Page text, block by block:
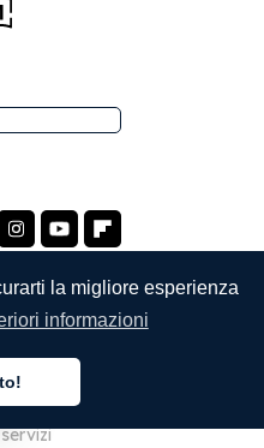
la migliore esperienza
informazioni